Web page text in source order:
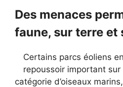
Des menaces
faune, sur terre et
Certains parcs éoliens
repoussoir important sur
catégorie d’oiseaux